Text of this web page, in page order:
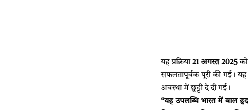
यह प्रक्रिया21 अगस्त 2025
सफलतापूर्वक पूरी की गई।
अवस्था में छुट्टी दे दी गई।
“यह उपलब्धि भारत में बाल